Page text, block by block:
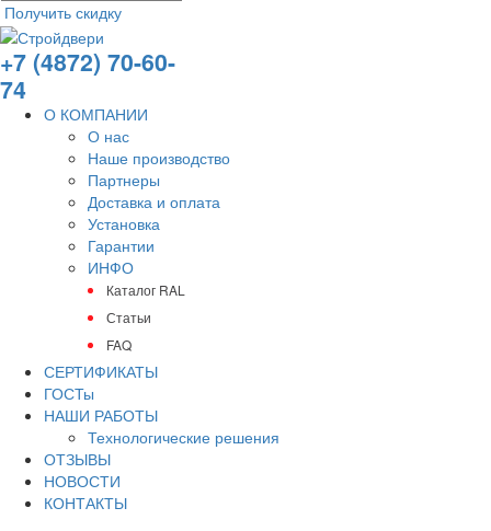
Получить скидку
+7 (4872) 70-60-
74
О КОМПАНИИ
О нас
Наше производство
Партнеры
Доставка и оплата
Установка
Гарантии
ИНФО
Каталог RAL
Статьи
FAQ
СЕРТИФИКАТЫ
ГОСТы
НАШИ РАБОТЫ
Технологические решения
ОТЗЫВЫ
НОВОСТИ
КОНТАКТЫ